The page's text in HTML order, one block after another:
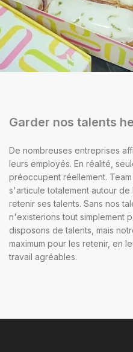
Garder nos talents
De nombreuses entreprises
leurs employés. En réalité,
préoccupent réellement.
s'articule totalement autour
retenir ses talents. Sans nos
n'existerions tout simplement
disposons de talents, mais
maximum pour les retenir, en
travail agréables.